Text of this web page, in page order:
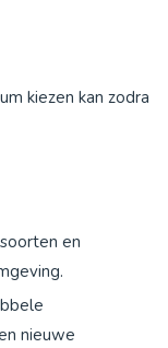
kiezen kan zodra
en
nieuwe